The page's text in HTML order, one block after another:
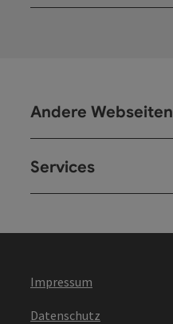
Andere Webseiten
Services
Impressum
Datenschutz